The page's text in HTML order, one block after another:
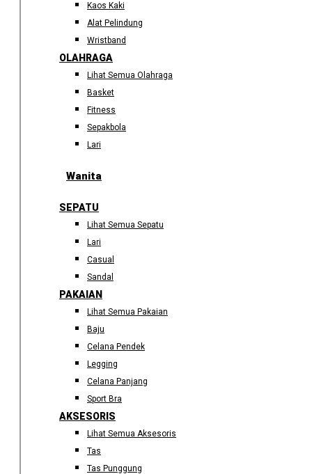
Kaos Kaki
Alat Pelindung
Wristband
OLAHRAGA
Lihat Semua Olahraga
Basket
Fitness
Sepakbola
Lari
Wanita
SEPATU
Lihat Semua Sepatu
Lari
Casual
Sandal
PAKAIAN
Lihat Semua Pakaian
Baju
Celana Pendek
Legging
Celana Panjang
Sport Bra
AKSESORIS
Lihat Semua Aksesoris
Tas
Tas Punggung